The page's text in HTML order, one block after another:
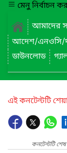
মেনু নির্বাচন
আমাদের
আদেশ/এনওসি/
ডাউনলোড
এই কনটেন্টটি
কনটেন্টটি